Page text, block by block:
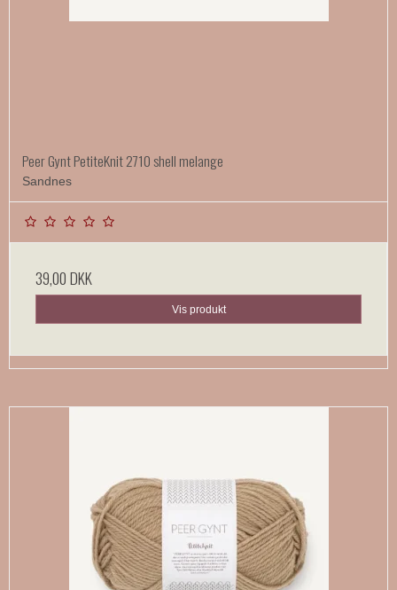
Peer Gynt PetiteKnit 2710 shell melange
Sandnes
39,00 DKK
Vis produkt